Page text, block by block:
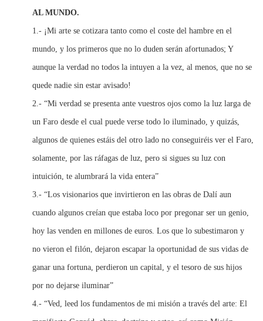
AL MUNDO.
1.- ¡Mi arte se cotizara tanto como el coste del hambre en el
mundo, y los primeros que no lo duden serán afortunados; Y
aunque la verdad no todos la intuyen a la vez, al menos, que no se
quede nadie sin estar avisado!
2.- “Mi verdad se presenta ante vuestros ojos como la luz larga de
un Faro desde el cual puede verse todo lo iluminado, y quizás,
algunos de quienes estáis del otro lado no conseguiréis ver el Faro,
solamente, por las ráfagas de luz, pero si sigues su luz con
intuición, te alumbrará la vida entera”
3.- “Los visionarios que invirtieron en las obras de Dalí aun
cuando algunos creían que estaba loco por pregonar ser un genio,
hoy las venden en millones de euros. Los que lo subestimaron y
no vieron el filón, dejaron escapar la oportunidad de sus vidas de
ganar una fortuna, perdieron un capital, y el tesoro de sus hijos
por no dejarse iluminar”
4.- “Ved, leed los fundamentos de mi misión a través del arte: El